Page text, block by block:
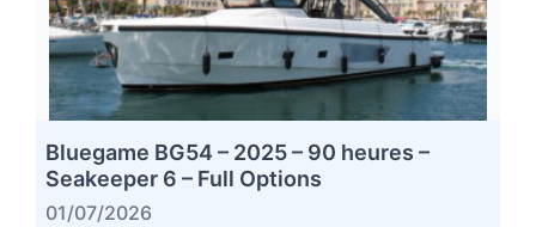
Bluegame BG54 – 2025 – 90 heures –
Seakeeper 6 – Full Options
01/07/2026